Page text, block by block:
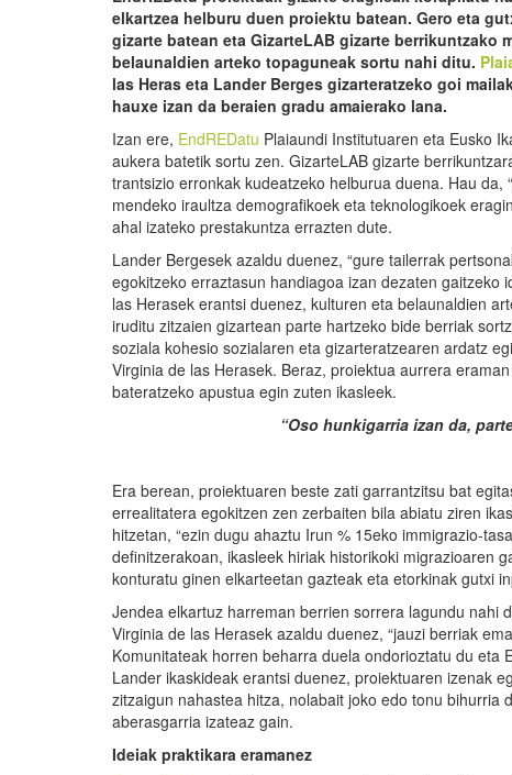
elkartzea helburu duen proiektu batean. Gero eta
gizarte batean eta GizarteLAB gizarte berrikuntzako
belaunaldien arteko topaguneak sortu nahi ditu.
las Heras eta Lander Berges gizarteratzeko goi
hauxe izan da beraien gradu amaierako lana.
Izan ere, EndREDatu Plaiaundi Institutuaren eta Eusko
aukera batetik sortu zen. GizarteLAB gizarte
trantsizio erronkak kudeatzeko helburua duena. Hau da,
mendeko iraultza demografikoek eta teknologikoek
ahal izateko prestakuntza errazten dute.
Lander Bergesek azaldu duenez, “gure tailerrak
egokitzeko erraztasun handiagoa izan dezaten gaitzeko
las Herasek erantsi duenez, kulturen eta belaunaldien
iruditu zitzaien gizartean parte hartzeko bide berriak
soziala kohesio sozialaren eta gizarteratzearen ardatz
Virginia de las Herasek. Beraz, proiektua aurrera
bateratzeko apustua egin zuten ikasleek.
“Oso hunkigarria izan da,
Era berean, proiektuaren beste zati garrantzitsu bat
errealitatera egokitzen zen zerbaiten bila abiatu ziren
hitzetan, “ezin dugu ahaztu Irun % 15eko immigrazio-
definitzerakoan, ikasleek hiriak historikoki migrazioaren
konturatu ginen elkarteetan gazteak eta etorkinak gutxi
Jendea elkartuz harreman berrien sorrera lagundu nahi
Virginia de las Herasek azaldu duenez, “jauzi berriak
Komunitateak horren beharra duela ondorioztatu du eta
Lander ikaskideak erantsi duenez, proiektuaren izenak
zitzaigun nahastea hitza, nolabait joko edo tonu bihurria
aberasgarria izateaz gain.
Ideiak praktikara eramanez